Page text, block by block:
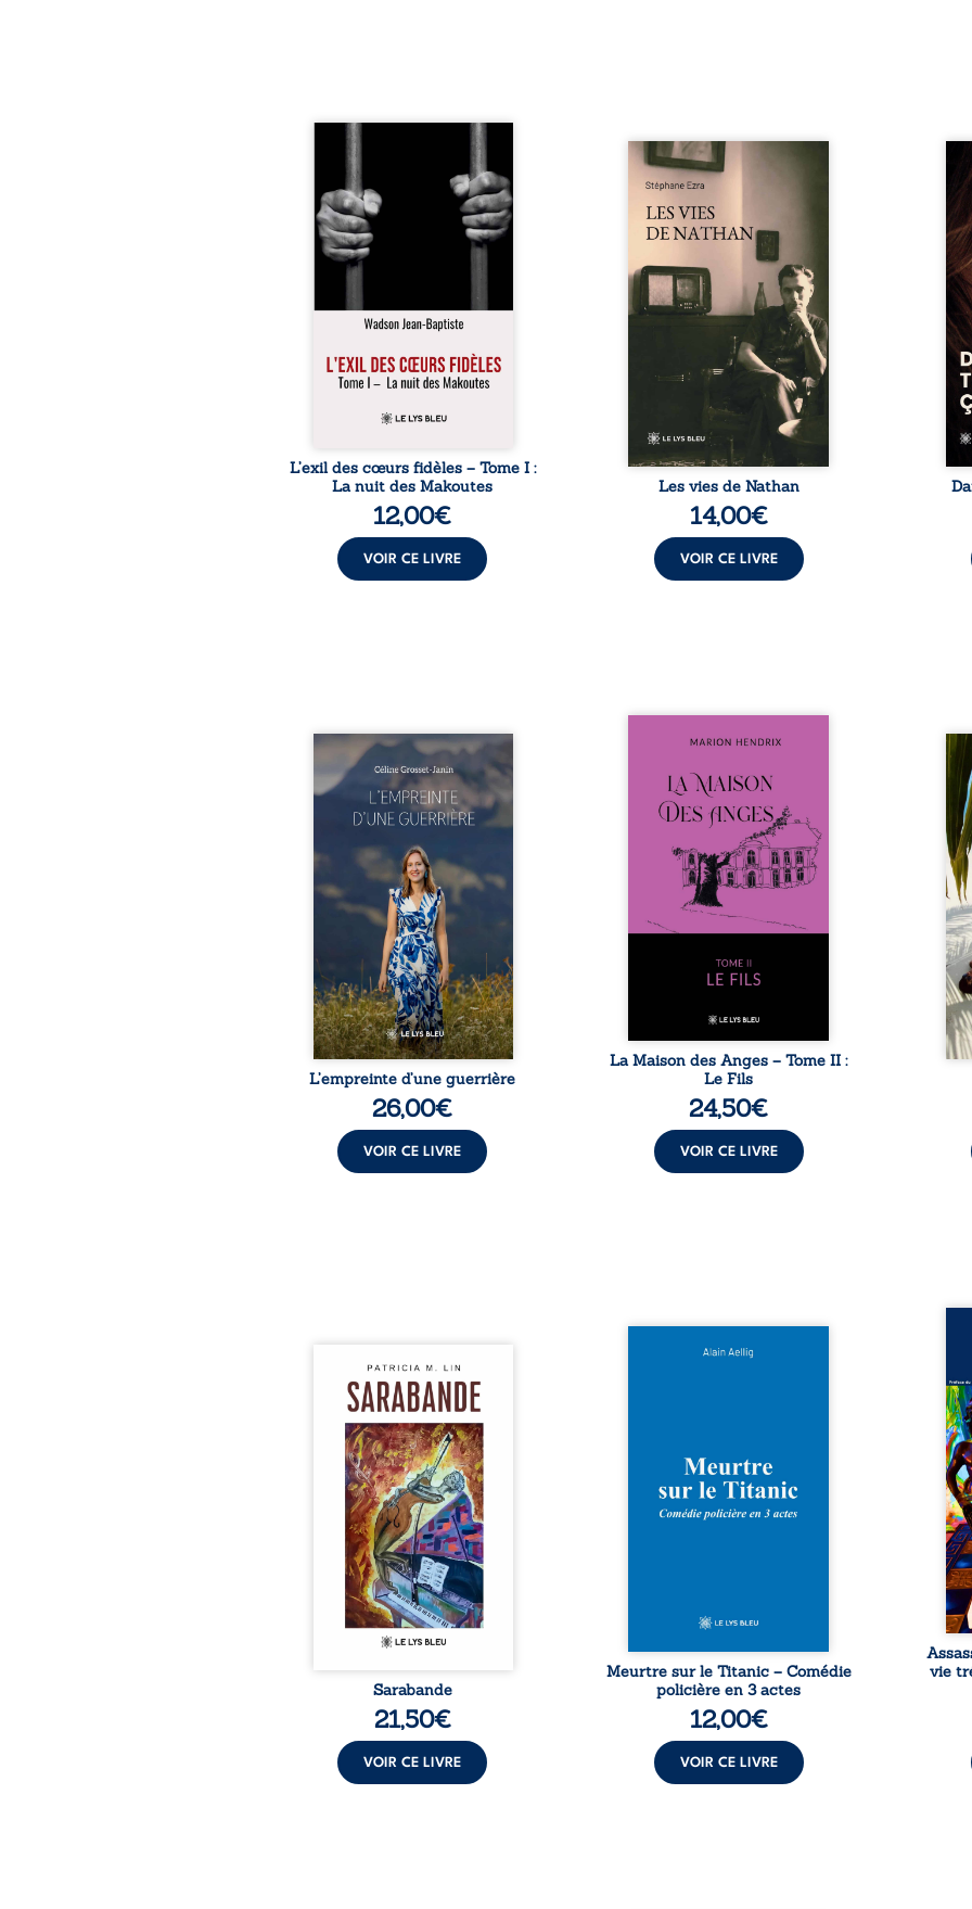
« Une nuit suffit parfois pour
briser une famille… mais
certaines fidélités traversent
les années. » Haïti, sous la
dictature des Duvalier. La peur
s’étend jusque dans les
villages les plus reculés. À
Bainet, Jean-Joël Joli mène une
existence paisible avec sa
famille. Chef de section
respecté, il refuse pourtant de
fermer les yeux sur l’injustice.
Mais, dans un ...
L’exil des cœurs fidèles – Tome I :
La nuit des Makoutes
12,00€
VOIR CE LIVRE
Les vies de Nathan est un
recueil de poésie né en trois
la première fois, Stéphane Ezra,
médium, a pu communiquer
avec son père, disparu depuis
plus de vingt ans et qu’il n’a
jamais connu. De ce dialogue
par-delà la mort naissent des
poèmes qui retracent une vie
marquée par la Seconde
Guerre mondiale, une identité
juive brisée, la guerre ...
Les vies de Nathan
14,00€
VOIR CE LIVRE
À
ce
Que reste-t-il de l’enfance
lorsque la maladie impose ses
propres règles ? L’empreinte
d’une guerrière livre, sans
détour, le récit d’un quotidien
bouleversé par la maladie
chronique, l’errance médicale
et de longues hospitalisations.
L’auteure y raconte ce que les
dossiers médicaux taisent : la
peur, l’isolement, l’épuisement
et le sentiment de ne pas ...
L’empreinte d’une guerrière
26,00€
VOIR CE LIVRE
Nous sommes en 1979, soit 15
patriarche Anatole-Eustache.
La famille devra affronter non
seulement un inconnu qui rôde
autour du domaine et dont
Firmin, le fidèle majordome,
redoute les visites, le passé
encombrant d’Anatole-
Eustache, la malédiction
familiale, mais aussi la toute-
puissance de Gauthier. Mais
comment dompter cet enfant
avant qu’il ...
La Maison des Anges – Tome II :
Le Fils
24,50€
VOIR CE LIVRE
Au
eux,
Aux chants crépitants de l’été,
Sous le silence ouaté de la
neige en hiver, Au cours de
nuits pâles, Dans la clarté
bienveillante de la lune, Rêves,
pensées, révoltes et espoirs…
Des mots s’assemblent, colorés,
rebelles aux règles de la
poésie, mais chantant en
rythme. Ils forment une
sarabande, passionnée souvent,
Sarabande
21,50€
VOIR CE LIVRE
Et si le naufrage n’avait pas
les profondeurs de l’Atlantique.
Sept décennies plus tard, la
découverte de l’épave fait
resurgir un secret que l’on
Meurtre sur le Titanic – Comédie
policière en 3 actes
12,00€
VOIR CE LIVRE
La
de
qui
vie